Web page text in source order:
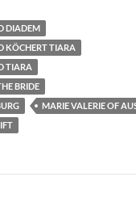
DIADEM
KÖCHERT TIARA
TIARA
BRIDE
MARIE VALERIE OF